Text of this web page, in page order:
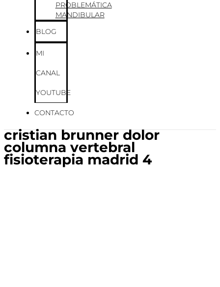
PROBLEMÁTICA
MANDIBULAR
BLOG
MI
CANAL
YOUTUBE
CONTACTO
cristian brunner dolor
columna vertebral
fisioterapia madrid 4